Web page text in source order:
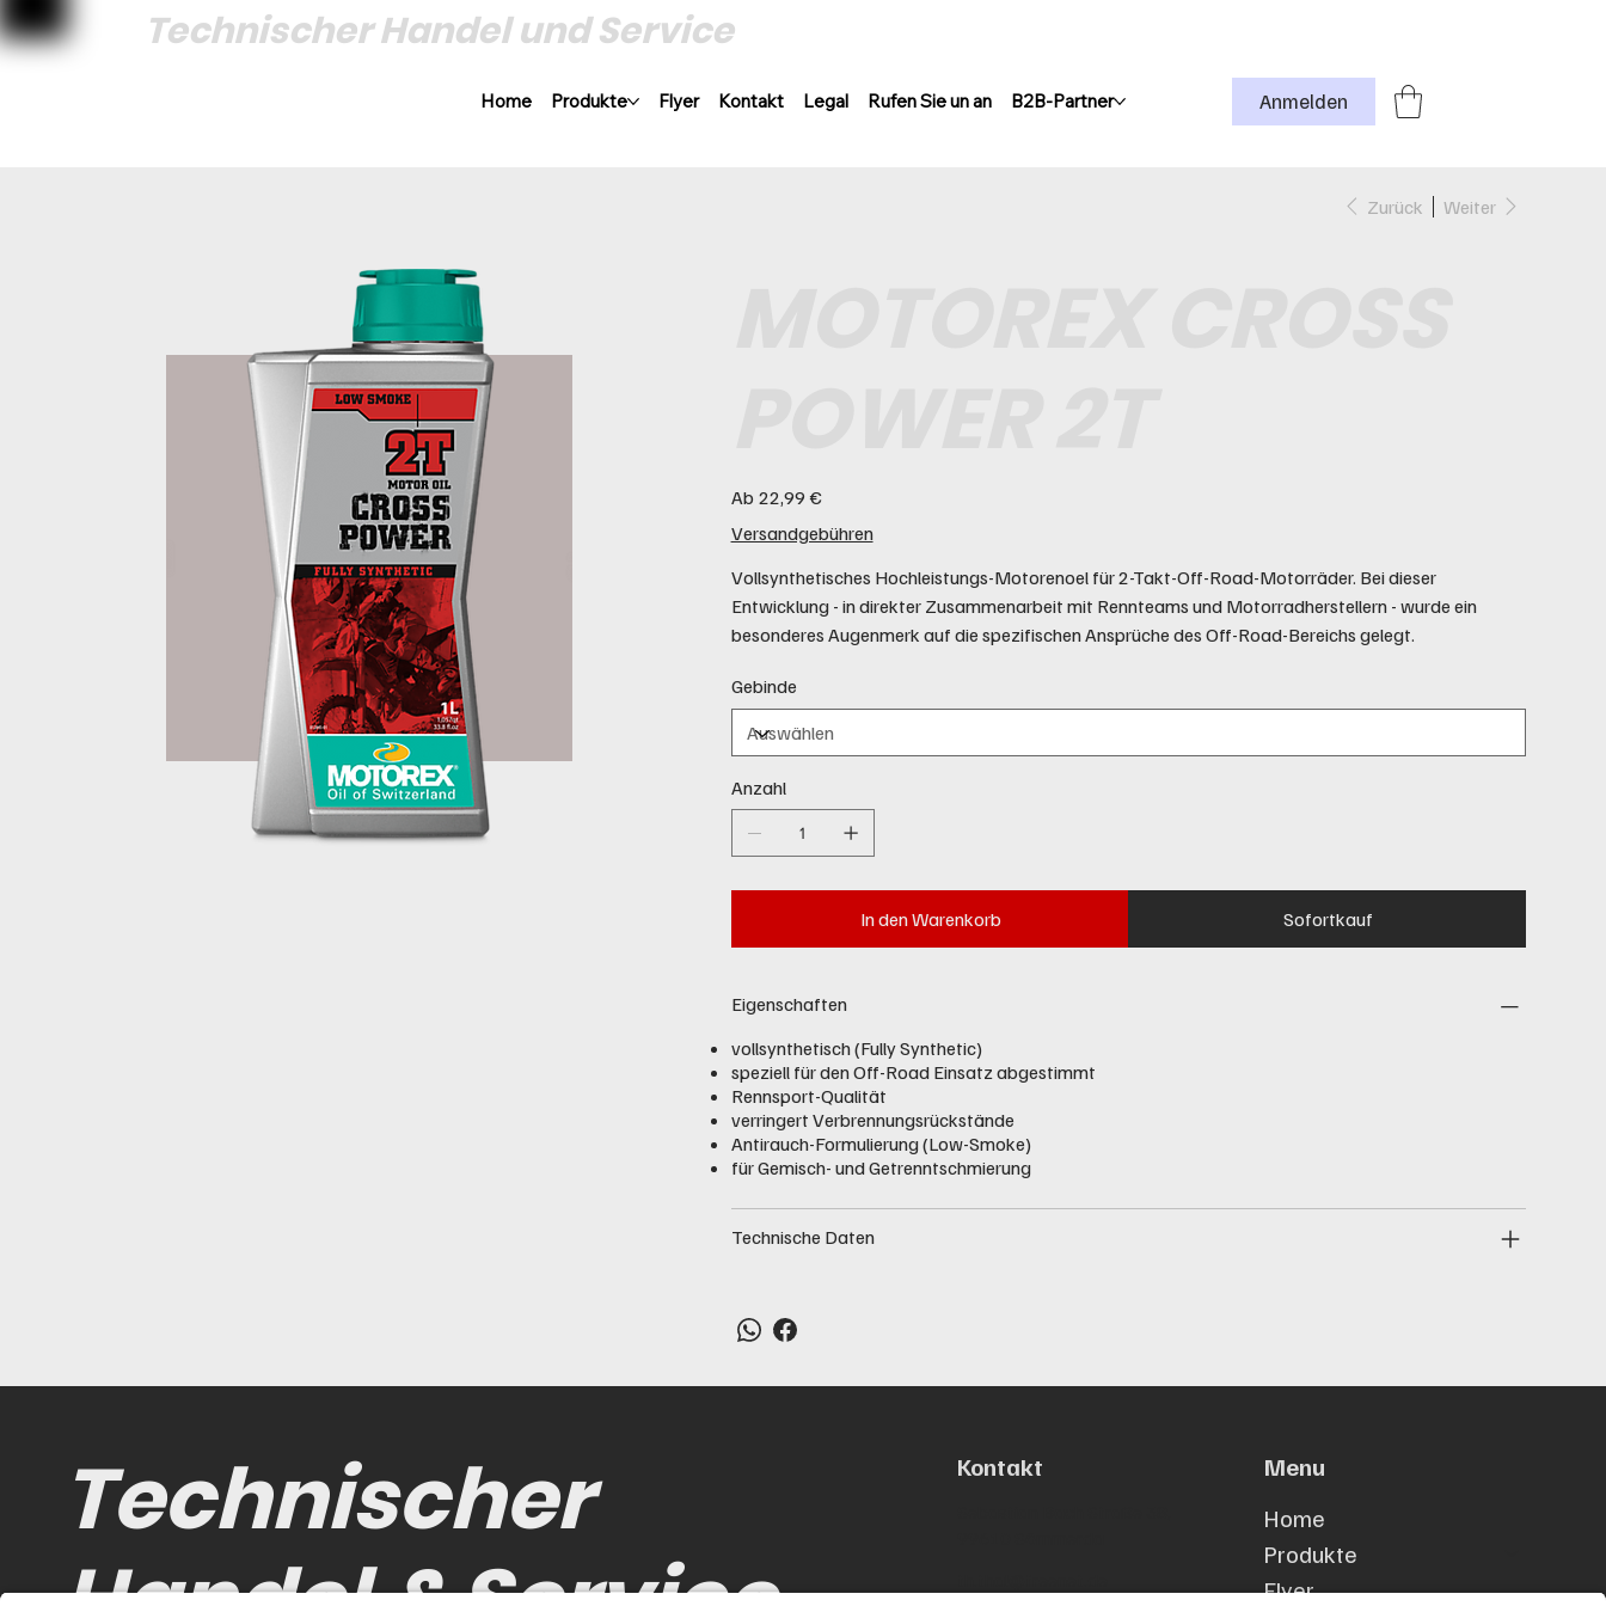
Technischer Handel und Service
Anmelden
Home Produkte Flyer Kontakt Legal Rufen Sie un an B2B-Partner
Zurück Weiter
Ab Preis
22,99 €
Versandgebühren
Vollsynthetisches Hochleistungs-Motorenoel für 2-Takt-Off-Road-Motorräder. Bei dieser
Entwicklung - in direkter Zusammenarbeit mit Rennteams und Motorradherstellern - wurde ein
besonderes Augenmerk auf die spezifischen Ansprüche des Off-Road-Bereichs gelegt.
Gebinde
Anzahl
In den Warenkorb Sofortkauf
Eigenschaften
vollsynthetisch (Fully Synthetic)
speziell für den Off-Road Einsatz abgestimmt
Rennsport-Qualität
verringert Verbrennungsrückstände
Antirauch-Formulierung (Low-Smoke)
für Gemisch- und Getrenntschmierung
Technische Daten
Technischer
Kontakt
Menu
Home
Produkte
Flyer